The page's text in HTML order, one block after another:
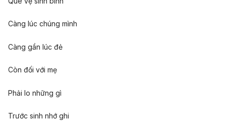
Càng lúc chúng mình
Càng gần lúc đẻ
Còn đối với mẹ
Phải lo những gì
Trước sinh nhớ ghi